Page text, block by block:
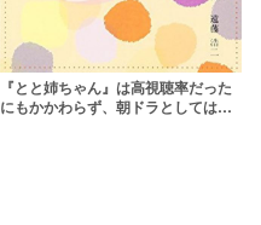
『とと姉ちゃん』は高視聴率だった
にもかかわらず、朝ドラとしてはイ